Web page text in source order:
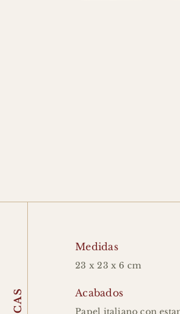
Medidas
23 x 23 x 6 cm
Acabados
Papel italiano con